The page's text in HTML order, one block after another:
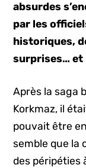
absurdes
par les
historiques,
surprises… et
Après la saga
Korkmaz, il
pouvait être
semble que la
des péripéties